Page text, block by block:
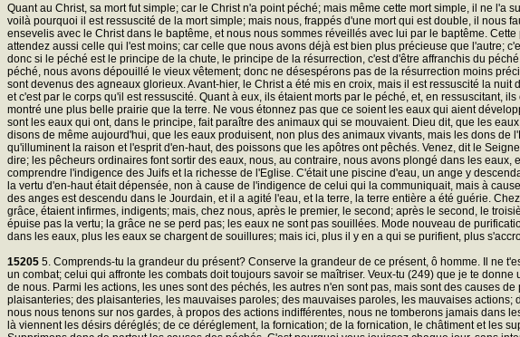
Quant au Christ, sa mort fut simple; car le Christ n'a point péché; mais même cette mort simple, il ne
voilà pourquoi il est ressuscité de la mort simple; mais nous, frappés d'une mort qui est double, il
ensevelis avec le Christ dans le baptême, et nous nous sommes réveillés avec lui par le baptême.
attendez aussi celle qui l'est moins; car celle que nous avons déjà est bien plus précieuse que l'autre;
donc si le péché est le principe de la chute, le principe de la résurrection, c'est d'être affranchis du
péché, nous avons dépouillé le vieux vêtement; donc ne désespérons pas de la résurrection moins
sont devenus des agneaux glorieux. Avant-hier, le Christ a été mis en croix, mais il est ressuscité la
et c'est par le corps qu'il est ressuscité. Quant à eux, ils étaient morts par le péché, et, en ressuscitant,
montré une plus belle prairie que la terre. Ne vous étonnez pas que ce soient les eaux qui aient
sont les eaux qui ont, dans le principe, fait paraître des animaux qui se mouvaient. Dieu dit, que les
disons de même aujourd'hui, que les eaux produisent, non plus des animaux vivants, mais les dons
qu'illuminent la raison et l'esprit d'en-haut, des poissons que les apôtres ont pêchés. Venez, dit le
dire; les pêcheurs ordinaires font sortir des eaux, nous, au contraire, nous avons plongé dans les
comprendre l'indigence des Juifs et la richesse de l'Eglise. C'était une piscine d'eau, un ange y
la vertu d'en-haut était dépensée, non à cause de l'indigence de celui qui la communiquait, mais à
des anges est descendu dans le Jourdain, et il a agité l'eau, et la terre, la terre entière a été guérie.
grâce, étaient infirmes, indigents; mais, chez nous, après le premier, le second; après le second, le
épuise pas la vertu; la grâce ne se perd pas; les eaux ne sont pas souillées. Mode nouveau de
dans les eaux, plus les eaux se chargent de souillures; mais ici, plus il y en a qui se purifient, plus
15205 5. Comprends-tu la grandeur du présent? Conserve la grandeur de ce présent, ô homme. Il ne
un combat; celui qui affronte les combats doit toujours savoir se maîtriser. Veux-tu (249) que je te
de nous. Parmi les actions, les unes sont des péchés, les autres n'en sont pas, mais sont des causes
plaisanteries; des plaisanteries, les mauvaises paroles; des mauvaises paroles, les mauvaises
nous nous tenons sur nos gardes, à propos des actions indifférentes, nous ne tomberons jamais dans
là viennent les désirs déréglés; de ce déréglement, la fornication; de la fornication, le châtiment et les